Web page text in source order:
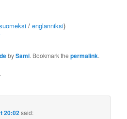
/englanniksi)
bySami. Bookmark thepermalink.
20:02said: